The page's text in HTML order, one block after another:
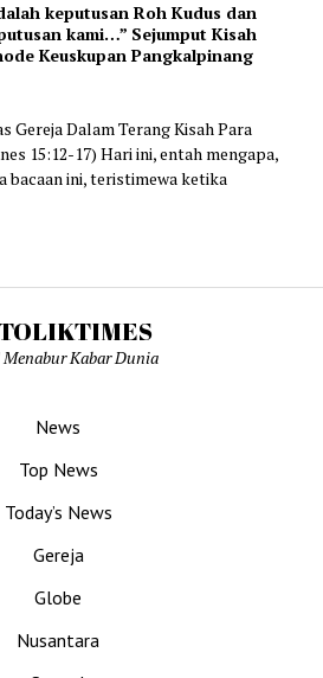
keputusan Roh Kudus dan
kami…” Sejumput Kisah
Keuskupan Pangkalpinang
Gereja Dalam Terang Kisah Para
15:12-17) Hari ini, entah mengapa,
bacaan ini, teristimewa ketika
Kabar Dunia
News
Top News
Today’s News
Gereja
Globe
Nusantara